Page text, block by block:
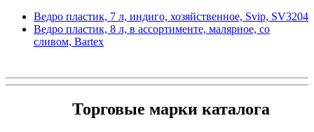
Ведро пластик, 7 л, индиго, хозяйственное, Svip, SV3204
Ведро пластик, 8 л, в ассортименте, малярное, со
сливом, Bartex
Торговые марки каталога